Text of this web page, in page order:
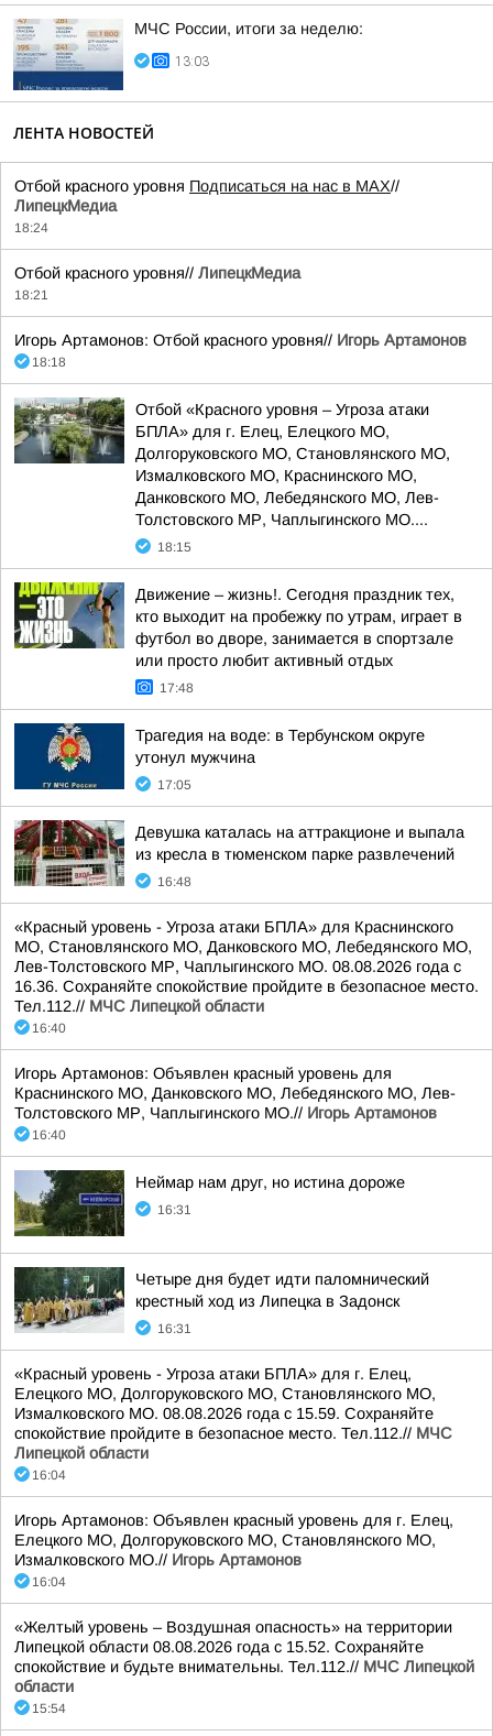
МЧС России, итоги за неделю:
13:03
ЛЕНТА НОВОСТЕЙ
Отбой красного уровня Подписаться на нас в МАХ//
ЛипецкМедиа
18:24
Отбой красного уровня// ЛипецкМедиа
18:21
Игорь Артамонов: Отбой красного уровня// Игорь Артамонов
18:18
Отбой «Красного уровня – Угроза атаки
БПЛА» для г. Елец, Елецкого МО,
Долгоруковского МО, Становлянского МО,
Измалковского МО, Краснинского МО,
Данковского МО, Лебедянского МО, Лев-
Толстовского МР, Чаплыгинского МО....
18:15
Движение – жизнь!. Сегодня праздник тех,
кто выходит на пробежку по утрам, играет в
футбол во дворе, занимается в спортзале
или просто любит активный отдых
17:48
Трагедия на воде: в Тербунском округе
утонул мужчина
17:05
Девушка каталась на аттракционе и выпала
из кресла в тюменском парке развлечений
16:48
«Красный уровень - Угроза атаки БПЛА» для Краснинского
МО, Становлянского МО, Данковского МО, Лебедянского МО,
Лев-Толстовского МР, Чаплыгинского МО. 08.08.2026 года с
16.36. Сохраняйте спокойствие пройдите в безопасное место.
Тел.112.// МЧС Липецкой области
16:40
Игорь Артамонов: Объявлен красный уровень для
Краснинского МО, Данковского МО, Лебедянского МО, Лев-
Толстовского МР, Чаплыгинского МО.// Игорь Артамонов
16:40
Неймар нам друг, но истина дороже
16:31
Четыре дня будет идти паломнический
крестный ход из Липецка в Задонск
16:31
«Красный уровень - Угроза атаки БПЛА» для г. Елец,
Елецкого МО, Долгоруковского МО, Становлянского МО,
Измалковского МО. 08.08.2026 года с 15.59. Сохраняйте
спокойствие пройдите в безопасное место. Тел.112.// МЧС
Липецкой области
16:04
Игорь Артамонов: Объявлен красный уровень для г. Елец,
Елецкого МО, Долгоруковского МО, Становлянского МО,
Измалковского МО.// Игорь Артамонов
16:04
«Желтый уровень – Воздушная опасность» на территории
Липецкой области 08.08.2026 года с 15.52. Сохраняйте
спокойствие и будьте внимательны. Тел.112.// МЧС Липецкой
области
15:54